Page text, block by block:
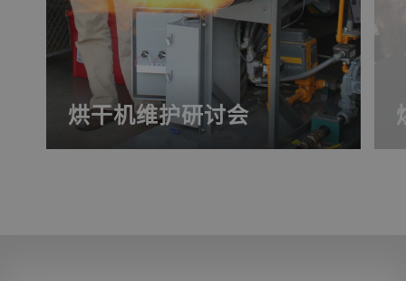
烘干机维护研讨会
我们的烘干机维护研讨会向您传授实用的